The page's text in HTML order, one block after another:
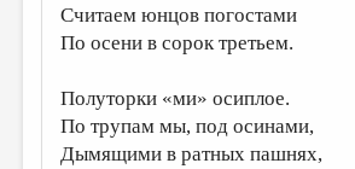
КОНКУРСЫ
ДЕТСКАЯ КОМНАТА
КНИЖНАЯ ПОЛКА
ОБЗОР ЛИТЕРАТУРЫ
Считаем юнцов погостами
По осени в сорок третьем.
Полуторки «ми» осиплое.
По трупам мы, под осинами,
Дымящими в ратных пашнях,